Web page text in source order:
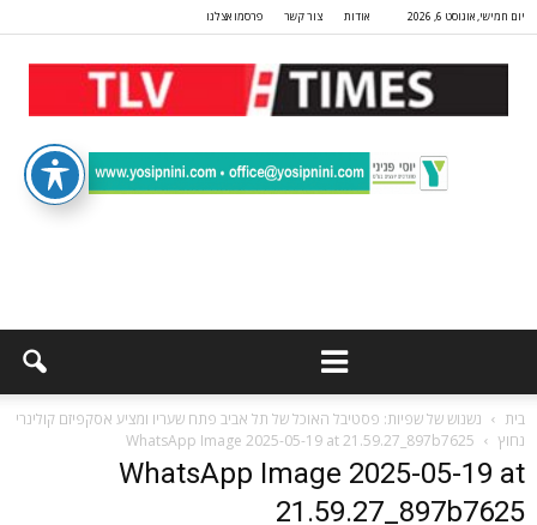
יום חמישי, אוגוסט 6, 2026 אודות צור קשר פרסמו אצלנו
בית
נשנוש של שפיות: פסטיבל האוכל של תל אביב פתח שעריו ומציע אסקפיזם קולינרי
נחוץ
WhatsApp Image 2025-05-19 at 21.59.27_897b7625
WhatsApp Image 2025-05-19 at
21.59.27_897b7625